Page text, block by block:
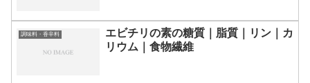
調味料・香辛料
エビチリの素の糖質｜脂質｜リン｜カ
リウム｜食物繊維